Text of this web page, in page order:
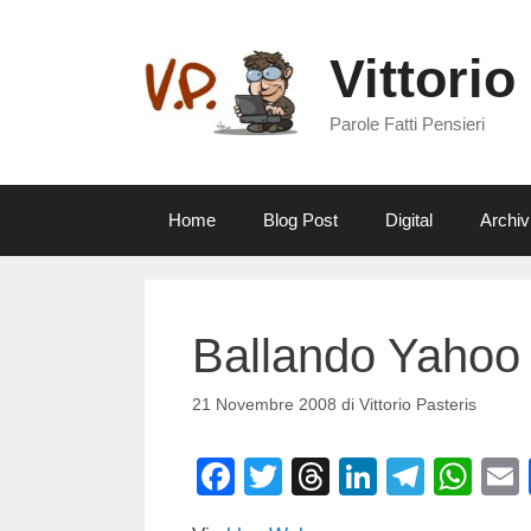
Vittorio
Parole Fatti Pensieri
Home Blog Post Digital
Ballando Yahoo
21 Novembre 2008 di Vittorio Pasteris
F
T
T
Li
T
W